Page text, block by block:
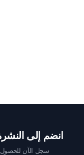
انضم إلى النشرة
سجل الآن للحصول